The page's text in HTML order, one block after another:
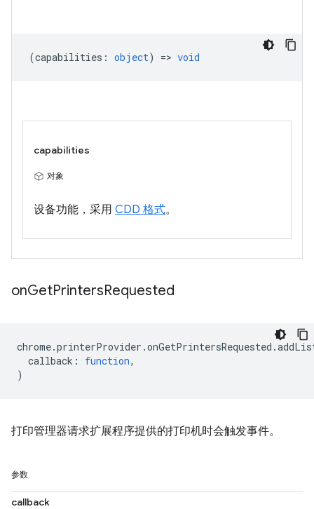
(capabilities : object) => void
capabilities
对象
设备功能，采用 CDD 格式。
onGetPrintersRequested
chrome.printerProvider .onGetPrintersRequested .
callback : function,
)
打印管理器请求扩展程序提供的打印机时会触发事件。
参数
callback